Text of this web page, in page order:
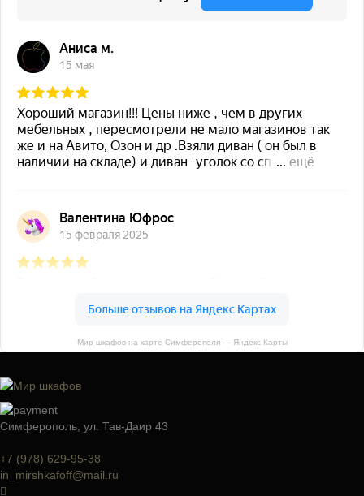
Мир шкафов на карте Симферополя — Яндекс Карты
Симферополь, ул. Тав-Даир 43
+7 (978) 629-95-38
in_mirshkafoff@mail.ru